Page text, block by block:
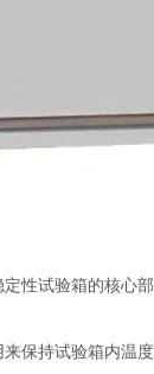
试验箱的核心部
持试验箱内温度